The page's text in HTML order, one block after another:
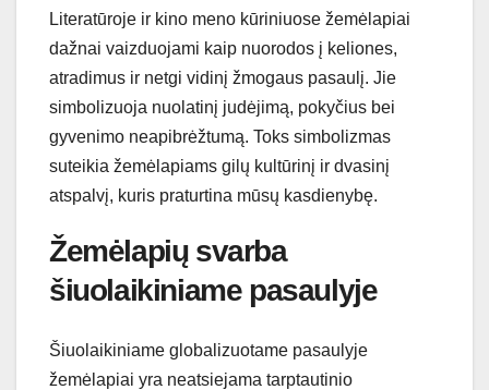
Literatūroje ir kino meno kūriniuose žemėlapiai
dažnai vaizduojami kaip nuorodos į keliones,
atradimus ir netgi vidinį žmogaus pasaulį. Jie
simbolizuoja nuolatinį judėjimą, pokyčius bei
gyvenimo neapibrėžtumą. Toks simbolizmas
suteikia žemėlapiams gilų kultūrinį ir dvasinį
atspalvį, kuris praturtina mūsų kasdienybę.
Žemėlapių svarba
šiuolaikiniame pasaulyje
Šiuolaikiniame globalizuotame pasaulyje
žemėlapiai yra neatsiejama tarptautinio